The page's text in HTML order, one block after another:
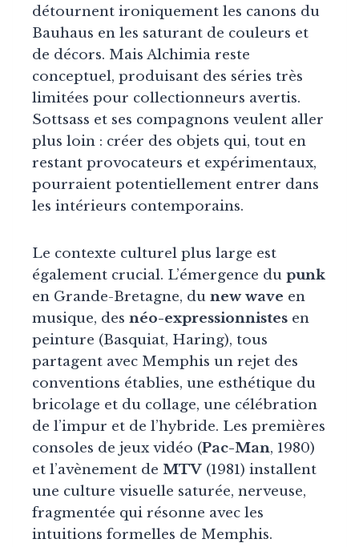
détournent ironiquement les canons du
Bauhaus en les saturant de couleurs et
de décors. Mais Alchimia reste
conceptuel, produisant des séries très
limitées pour collectionneurs avertis.
Sottsass et ses compagnons veulent aller
plus loin : créer des objets qui, tout en
restant provocateurs et expérimentaux,
pourraient potentiellement entrer dans
les intérieurs contemporains.
Le contexte culturel plus large est
également crucial. L’émergence du punk
en Grande-Bretagne, du new wave en
musique, des néo-expressionnistes en
peinture (Basquiat, Haring), tous
partagent avec Memphis un rejet des
conventions établies, une esthétique du
bricolage et du collage, une célébration
de l’impur et de l’hybride. Les premières
consoles de jeux vidéo (Pac-Man, 1980)
et l’avènement de MTV (1981) installent
une culture visuelle saturée, nerveuse,
fragmentée qui résonne avec les
intuitions formelles de Memphis.